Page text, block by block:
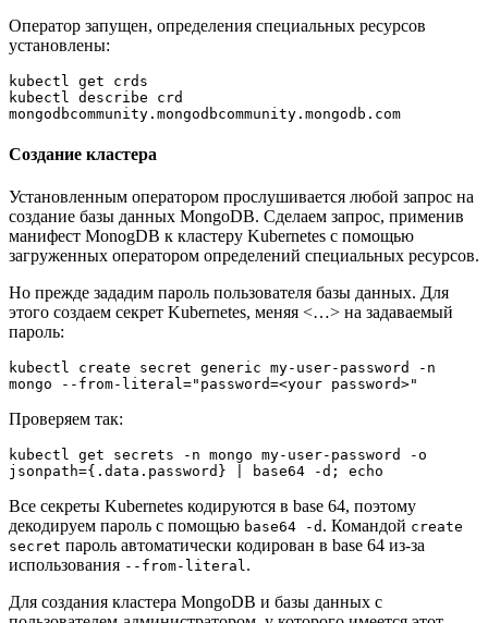
Оператор запущен, определения специальных ресурсов
установлены:
kubectl get crds
kubectl describe crd
mongodbcommunity.mongodbcommunity.mongodb.com
Создание кластера
Установленным оператором прослушивается любой запрос на
создание базы данных MongoDB. Сделаем запрос, применив
манифест MonogDB к кластеру Kubernetes с помощью
загруженных оператором определений специальных ресурсов.
Но прежде зададим пароль пользователя базы данных. Для
этого создаем секрет Kubernetes, меняя <…> на задаваемый
пароль:
kubectl create secret generic my-user-password -n
mongo --from-literal="password=<your password>"
Проверяем так:
kubectl get secrets -n mongo my-user-password -o
jsonpath={.data.password} | base64 -d; echo
Все секреты Kubernetes кодируются в base 64, поэтому
декодируем пароль с помощью base64 -d . Командой create
secret пароль автоматически кодирован в base 64 из-за
использования --from-literal.
Для создания кластера MongoDB и базы данных с